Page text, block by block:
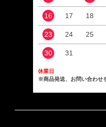
16 17 18
23 24 25
30 31
休業日
※商品発送、お問い合わせ